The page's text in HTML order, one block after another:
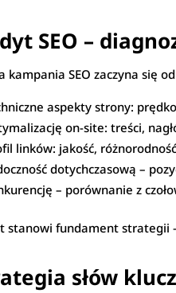
SEO –
kampania SEO zaczyna się
aspekty strony:
on-site: treści,
linków: jakość,
dotychczasową –
– porównanie z
stanowi fundament strategii
słów